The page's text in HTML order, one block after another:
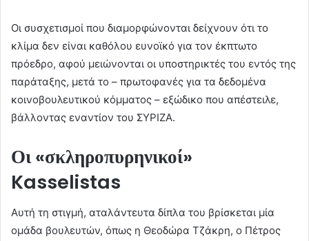
Οι συσχετισμοί που διαμορφώνονται δείχνουν ότι το
κλίμα δεν είναι καθόλου ευνοϊκό για τον έκπτωτο
πρόεδρο, αφού μειώνονται οι υποστηρικτές του εντός της
παράταξης, μετά το – πρωτοφανές για τα δεδομένα
κοινοβουλευτικού κόμματος – εξώδικο που απέστειλε,
βάλλοντας εναντίον του ΣΥΡΙΖΑ.
Οι «σκληροπυρηνικοί»
Kasselistas
Αυτή τη στιγμή, αταλάντευτα δίπλα του βρίσκεται μία
ομάδα βουλευτών, όπως η Θεοδώρα Τζάκρη, ο Πέτρος